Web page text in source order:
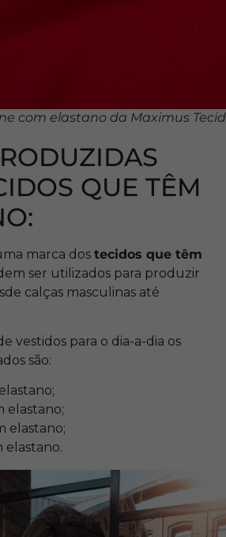
com elastano da Maximus
QUE TÊM
marca dos tecidos que têm
ser utilizados para produzir
calças masculinas até
vestidos para o dia-a-dia os
são:
elastano;
elastano;
elastano.